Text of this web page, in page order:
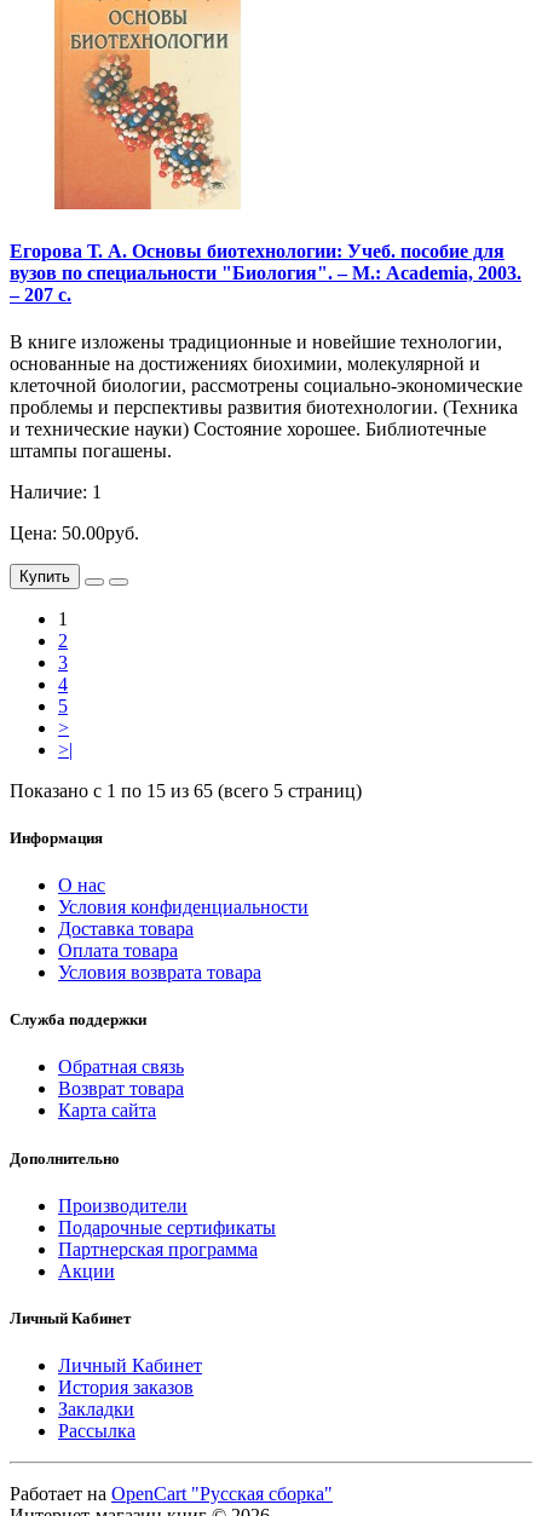
Егорова Т. А. Основы биотехнологии: Учеб. пособие для
вузов по специальности "Биология". – М.: Academia, 2003.
– 207 с.
В книге изложены традиционные и новейшие технологии,
основанные на достижениях биохимии, молекулярной и
клеточной биологии, рассмотрены социально-экономические
проблемы и перспективы развития биотехнологии. (Техника
и технические науки) Состояние хорошее. Библиотечные
штампы погашены.
Наличие: 1
Цена: 50.00руб.
Купить
1
2
3
4
5
>
>|
Показано с 1 по 15 из 65 (всего 5 страниц)
Информация
О нас
Условия конфиденциальности
Доставка товара
Оплата товара
Условия возврата товара
Служба поддержки
Обратная связь
Возврат товара
Карта сайта
Дополнительно
Производители
Подарочные сертификаты
Партнерская программа
Акции
Личный Кабинет
Личный Кабинет
История заказов
Закладки
Рассылка
Работает на OpenCart "Русская сборка"